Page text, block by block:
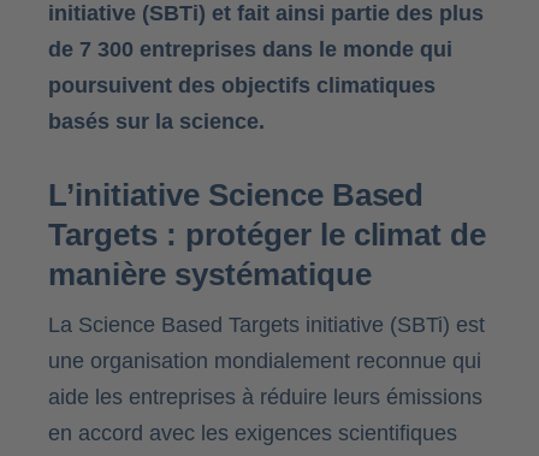
initiative (SBTi) et fait ainsi partie des plus
de 7 300 entreprises dans le monde qui
poursuivent des objectifs climatiques
basés sur la science.
L’initiative Science Based
Targets : protéger le climat de
manière systématique
La Science Based Targets initiative (SBTi) est
une organisation mondialement reconnue qui
aide les entreprises à réduire leurs émissions
en accord avec les exigences scientifiques